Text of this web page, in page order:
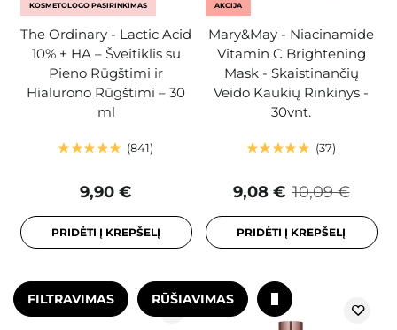
KOSMETOLOGO PASIRINKIMAS
The Ordinary - Lactic Acid
10% + HA – Šveitiklis su
Pieno Rūgštimi ir
Hialurono Rūgštimi – 30
ml
841
9,90 €
PRIDĖTI Į KREPŠELĮ
AKCIJA
Mary&May - Niacinamide
Vitamin C Brightening
Mask - Skaistinančių
Veido Kaukių Rinkinys -
30vnt.
37
10,09 €
9,08 €
PRIDĖTI Į KREPŠELĮ
FILTRAVIMAS RŪŠIAVIMAS